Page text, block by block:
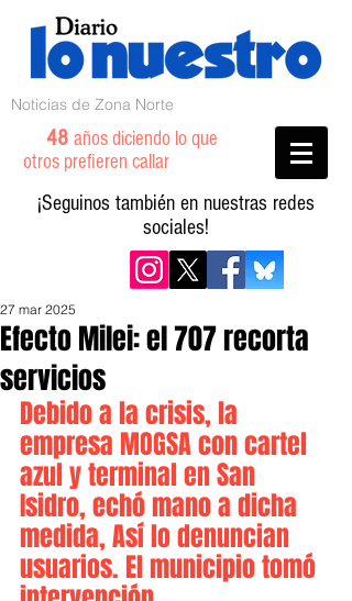
Noticias de Zona Norte
48 años diciendo lo que
otros prefieren callar
¡Seguinos también en nuestras redes
sociales!
Efecto Milei: el 707 recorta
servicios
27 mar 2025
Debido a la crisis, la
empresa MOGSA con cartel
azul y terminal en San
Isidro, echó mano a dicha
medida, Así lo denuncian
usuarios. El municipio tomó